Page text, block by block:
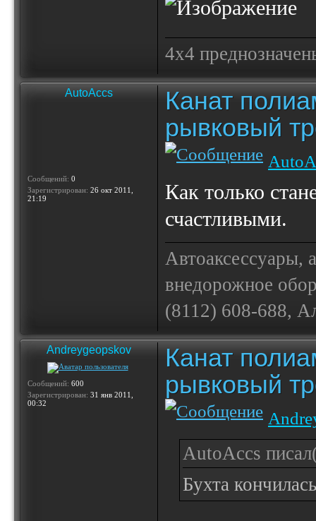
4х4
AutoAccs
Сообщений: 0
Зарегистрирован: 26 окт 2011,
21:19
Канат
рывковый
Как только
счастливыми.
Автоаксессуары,
внедорожное
(8112) 608-688,
Andreygeopskov
Сообщений: 600
Зарегистрирован: 31 янв 2011,
00:32
Канат
рывковый
AutoAccs
Бухта